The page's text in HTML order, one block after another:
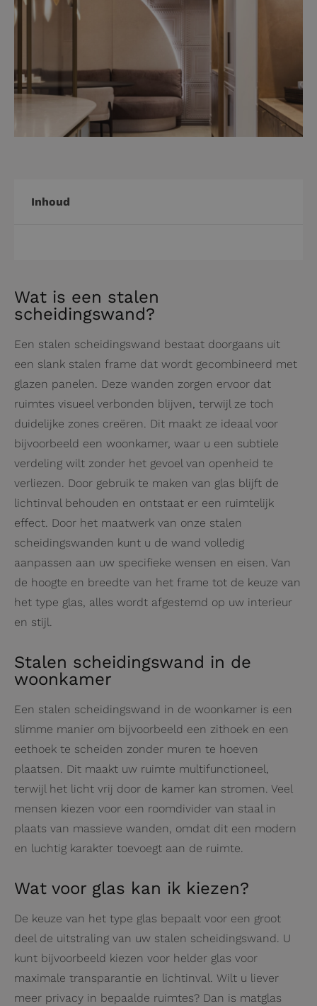
Wat is een stalen
scheidingswand?
Een stalen scheidingswand bestaat doorgaans uit
een slank stalen frame dat wordt gecombineerd met
glazen panelen. Deze wanden zorgen ervoor dat
ruimtes visueel verbonden blijven, terwijl ze toch
duidelijke zones creëren. Dit maakt ze ideaal voor
bijvoorbeeld een woonkamer, waar u een subtiele
verdeling wilt zonder het gevoel van openheid te
verliezen. Door gebruik te maken van glas blijft de
lichtinval behouden en ontstaat er een ruimtelijk
effect. Door het maatwerk van onze stalen
scheidingswanden kunt u de wand volledig
aanpassen aan uw specifieke wensen en eisen. Van
de hoogte en breedte van het frame tot de keuze van
het type glas, alles wordt afgestemd op uw interieur
en stijl.
Stalen scheidingswand in de
woonkamer
Een stalen scheidingswand in de woonkamer is een
slimme manier om bijvoorbeeld een zithoek en een
eethoek te scheiden zonder muren te hoeven
plaatsen. Dit maakt uw ruimte multifunctioneel,
terwijl het licht vrij door de kamer kan stromen. Veel
mensen kiezen voor een roomdivider van staal in
plaats van massieve wanden, omdat dit een modern
en luchtig karakter toevoegt aan de ruimte.
Wat voor glas kan ik kiezen?
De keuze van het type glas bepaalt voor een groot
deel de uitstraling van uw stalen scheidingswand. U
kunt bijvoorbeeld kiezen voor helder glas voor
maximale transparantie en lichtinval. Wilt u liever
meer privacy in bepaalde ruimtes? Dan is matglas
Inhoud